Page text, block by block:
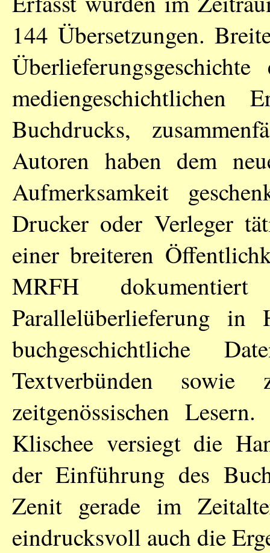
144 Übersetzungen.
Buchdrucks,
Autoren haben dem
Aufmerksamkeit
Drucker oder Verleger
einer breiteren
MRFH
Parallelüberlieferung
buchgeschichtliche
Textverbünden sowie
zeitgenössischen
Klischee versiegt die
der Einführung des
Zenit gerade im
eindrucksvoll auch die